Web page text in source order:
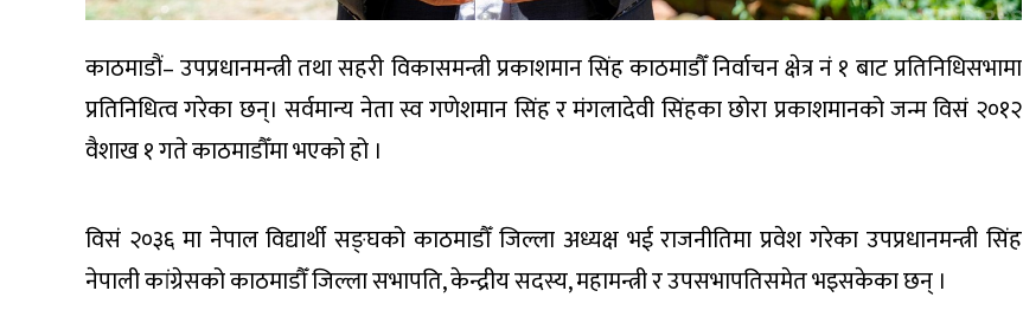
काठमाडौं– उपप्रधानमन्त्री तथा सहरी विकासमन्त्री प्रकाशमान सिंह काठमाडौँ निर्वाचन क्षेत्र नं १ बाट प्रतिनिधिसभामा
प्रतिनिधित्व गरेका छन्। सर्वमान्य नेता स्व गणेशमान सिंह र मंगलादेवी सिंहका छोरा प्रकाशमानको जन्म विसं २०१२
वैशाख १ गते काठमाडौँमा भएको हो ।
विसं २०३६ मा नेपाल विद्यार्थी सङ्घको काठमाडौँ जिल्ला अध्यक्ष भई राजनीतिमा प्रवेश गरेका उपप्रधानमन्त्री सिंह
नेपाली कांग्रेसको काठमाडौँ जिल्ला सभापति, केन्द्रीय सदस्य, महामन्त्री र उपसभापतिसमेत भइसकेका छन् ।